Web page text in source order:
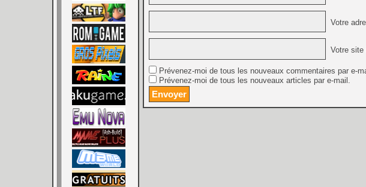
Votre
Votre site
Prévenez-moi de tous les nouveaux commentaires par e-
Prévenez-moi de tous les nouveaux articles par e-mail.